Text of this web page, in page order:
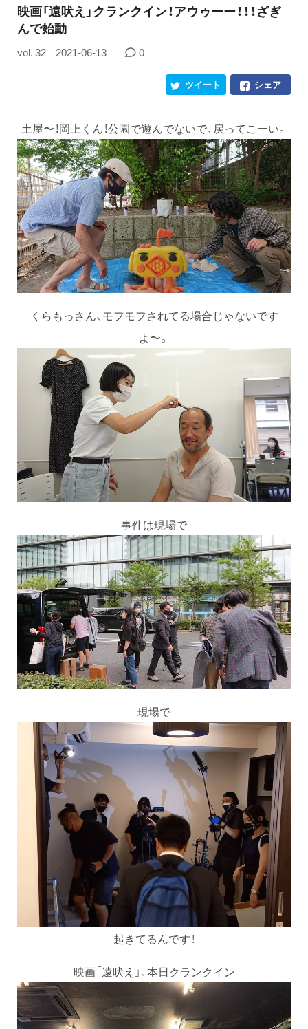
映画「遠吠え」クランクイン！アウゥーー！！！ざぎ
んで始動
vol. 32 2021-06-13 0
シェア
ツイート
土屋〜！岡上くん！公園で遊んでないで、戻ってこーい。
くらもっさん、モフモフされてる場合じゃないです
よ〜。
事件は現場で
現場で
起きてるんです！
映画「遠吠え」、本日クランクイン